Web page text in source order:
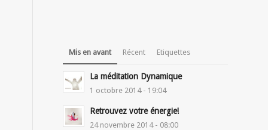
Mis en avant Récent Etiquettes
La méditation Dynamique
1 octobre 2014 - 19:04
Retrouvez votre énergie!
24 novembre 2014 - 08:00